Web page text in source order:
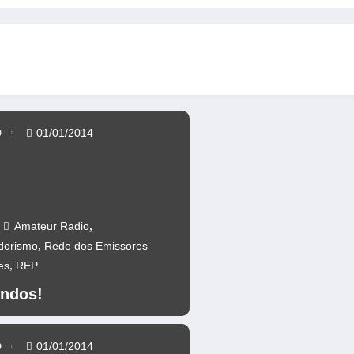
da Ponte 25 abril – CR60A
Amateur Radio,
, Rede dos Emissores
, REP
01/01/2014
01/01/2014